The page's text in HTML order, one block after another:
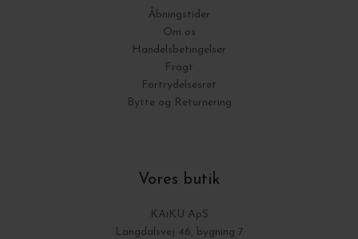
Åbningstider
Om os
Handelsbetingelser
Fragt
Fortrydelsesret
Bytte og Returnering
Vores butik
KAiKU ApS
Langdalsvej 46, bygning 7